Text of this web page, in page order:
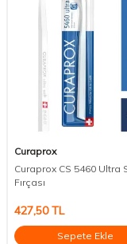
Curaprox
Curaprox CS 5460 Ultra
Fırçası
427,50TL
Sepete Ekle